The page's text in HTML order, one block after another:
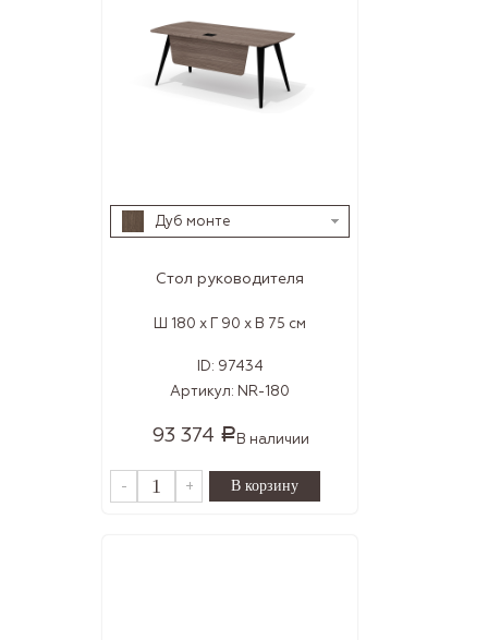
Дуб монте
Стол руководителя
Ш 180 x Г 90 x В 75 см
ID: 97434
Артикул: NR-180
93 374 Р В наличии
- +